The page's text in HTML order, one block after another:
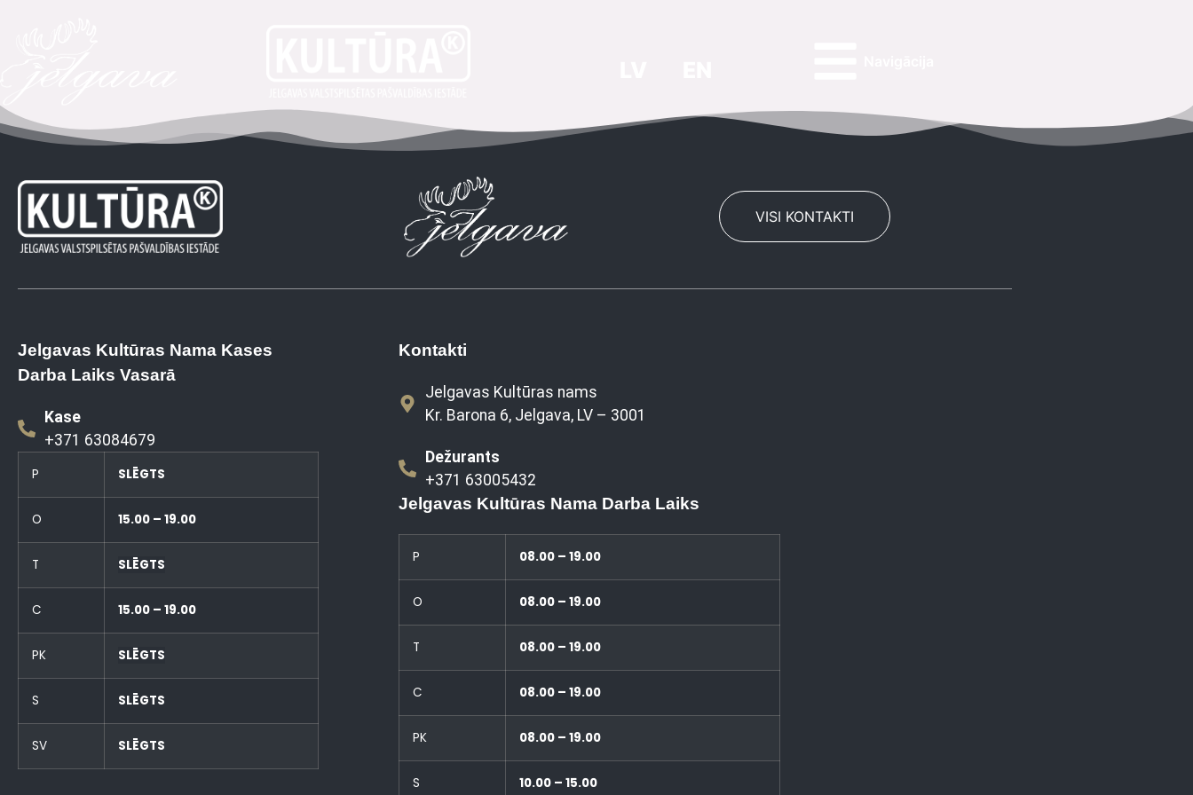
VISI KONTAKTI
Jelgavas Kultūras Nama Kases
Darba Laiks Vasarā
Kase
+371 63084679
P SLĒGTS
O 15.00 – 19.00
T SLĒGTS
C 15.00 – 19.00
PK SLĒGTS
S SLĒGTS
SV SLĒGTS
Kontakti
Jelgavas Kultūras nams
Kr. Barona 6, Jelgava, LV – 3001
Dežurants
+371 63005432
Jelgavas Kultūras Nama Darba Laiks
P 08.00 – 19.00
O 08.00 – 19.00
T 08.00 – 19.00
C 08.00 – 19.00
PK 08.00 – 19.00
S 10.00 – 15.00